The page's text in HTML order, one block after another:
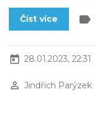
Číst více label
today 28.01.2023, 22:31
perm_identity Jindřich Parýzek